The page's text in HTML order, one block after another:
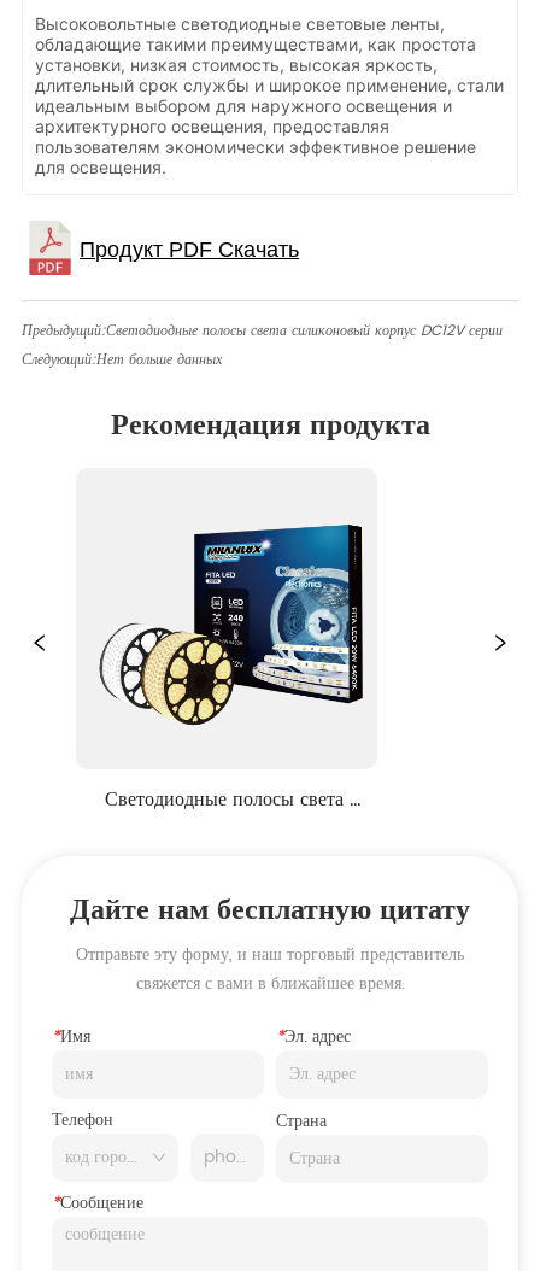
Высоковольтные светодиодные световые ленты,
обладающие такими преимуществами, как простота
установки, низкая стоимость, высокая яркость,
длительный срок службы и широкое применение, стали
идеальным выбором для наружного освещения и
архитектурного освещения, предоставляя
пользователям экономически эффективное решение
для освещения.
Предыдущий:Светодиодные полосы света силиконовый корпус DC12V серии
Следующий:Нет больше данных
Рекомендация продукта
Светодиодные полосы света
Дайте нам бесплатную цитату
Отправьте эту форму, и наш торговый представитель
свяжется с вами в ближайшее время.
*Имя *Эл. адрес
Телефон Страна
*Сообщение